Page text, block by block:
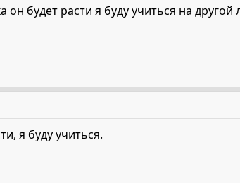
будет расти я буду учиться на другой
я буду учиться.